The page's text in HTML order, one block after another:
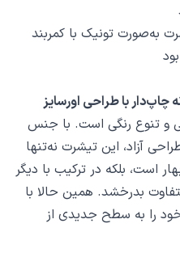
به‌صورت تونیک با کمربند
چاپ‌دار با طراحی اورسایز
و تنوع رنگی است. با جنس
آزاد، این تیشرت نه‌تنها
است، بلکه در ترکیب با دیگر
بدرخشد. همین حالا با
را به سطح جدیدی از